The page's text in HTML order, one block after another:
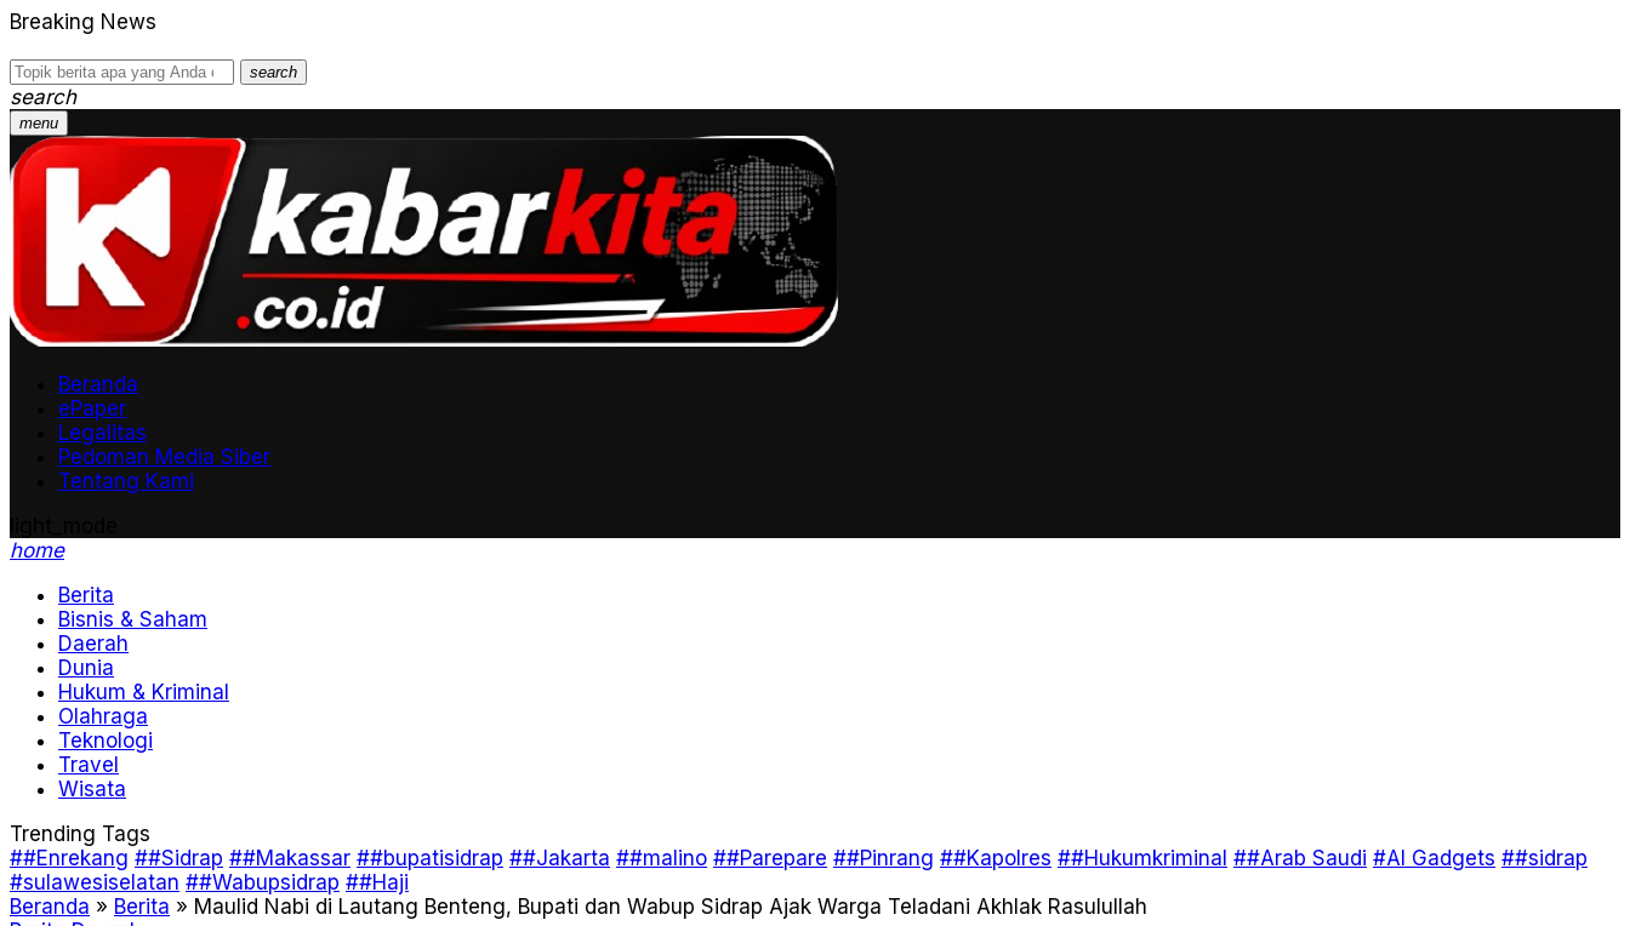
Breaking News
search
search
menu
Beranda
ePaper
Legalitas
Pedoman Media Siber
Tentang Kami
home
Berita
Bisnis & Saham
Daerah
Dunia
Hukum & Kriminal
Olahraga
Teknologi
Travel
Wisata
Trending Tags
##Enrekang ##Sidrap ##Makassar ##bupatisidrap ##Jakarta ##malino ##Parepare ##Pinrang ##Kapolres ##Hukumkriminal ##Arab Saudi #AI Gadgets ##sidrap
#sulawesiselatan ##Wabupsidrap ##Haji
Beranda » Berita » Maulid Nabi di Lautang Benteng, Bupati dan Wabup Sidrap Ajak Warga Teladani Akhlak Rasulullah